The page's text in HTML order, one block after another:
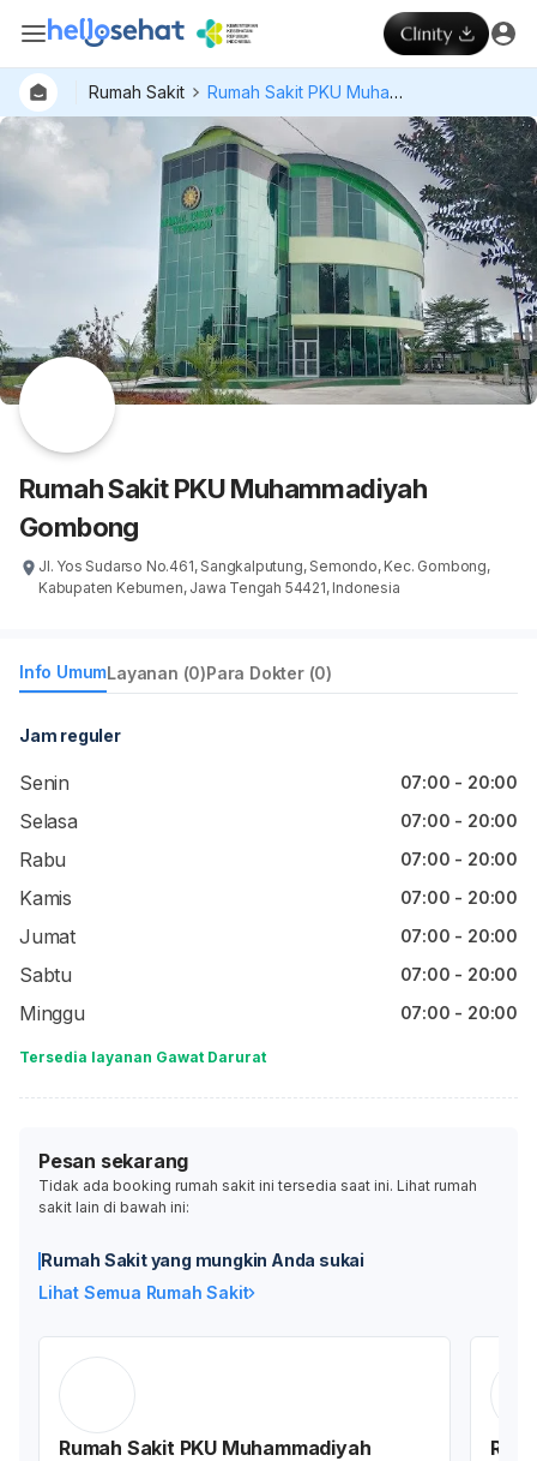
Rumah Sakit Rumah Sakit PKU Muhammadiyah Gombong
Rumah Sakit PKU Muhammadiyah
Gombong
Jl. Yos Sudarso No.461, Sangkalputung, Semondo, Kec. Gombong,
Kabupaten Kebumen, Jawa Tengah 54421, Indonesia
Info UmumLayanan (0)Para Dokter (0)
Jam reguler
Senin 07:00 - 20:00
Selasa 07:00 - 20:00
Rabu 07:00 - 20:00
Kamis 07:00 - 20:00
Jumat 07:00 - 20:00
Sabtu 07:00 - 20:00
Minggu 07:00 - 20:00
Tersedia layanan Gawat Darurat
Pesan sekarang
Tidak ada booking rumah sakit ini tersedia saat ini. Lihat rumah
sakit lain di bawah ini:
Rumah Sakit yang mungkin Anda sukai
Lihat Semua Rumah Sakit
Rumah Sakit PKU Muhammadiyah